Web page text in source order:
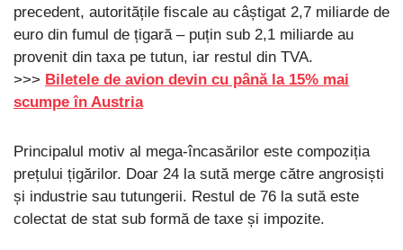
precedent, autoritățile fiscale au câștigat 2,7 miliarde de
euro din fumul de țigară – puțin sub 2,1 miliarde au
provenit din taxa pe tutun, iar restul din TVA.
>>> Biletele de avion devin cu până la 15% mai
scumpe în Austria
Principalul motiv al mega-încasărilor este compoziția
prețului țigărilor. Doar 24 la sută merge către angrosiști
și industrie sau tutungerii. Restul de 76 la sută este
colectat de stat sub formă de taxe și impozite.